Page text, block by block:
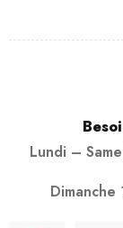
Lundi –